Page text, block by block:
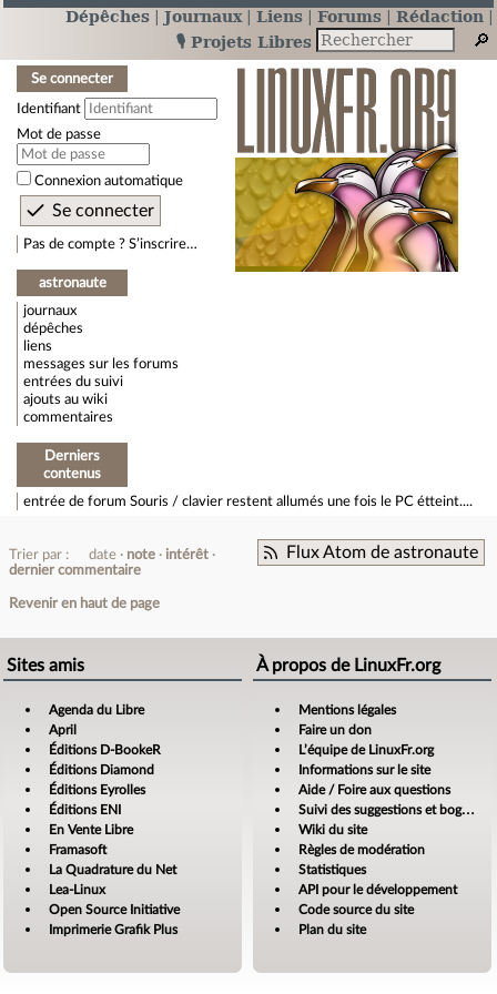
Dépêches Journaux Liens Forums
Rédaction
🎙️ Projets Libres
Se connecter
Identifiant
Mot de passe
Connexion automatique
Pas de compte ? S’inscrire…
astronaute
journaux
dépêches
liens
messages sur les forums
entrées du suivi
ajouts au wiki
commentaires
Derniers
contenus
entrée de forum Souris / clavier restent allumés une fois le PC étteint....
Flux Atom de astronaute
Trier par : date note
intérêt
dernier commentaire
Revenir en haut de page
Sites amis
Agenda du Libre
April
Éditions D-BookeR
Éditions Diamond
Éditions Eyrolles
Éditions ENI
En Vente Libre
Framasoft
La Quadrature du Net
Lea-Linux
Open Source Initiative
Imprimerie Grafik Plus
À propos de LinuxFr.org
Mentions légales
Faire un don
L’équipe de LinuxFr.org
Informations sur le site
Aide / Foire aux questions
Suivi des suggestions et bogues
Wiki du site
Règles de modération
Statistiques
API pour le développement
Code source du site
Plan du site